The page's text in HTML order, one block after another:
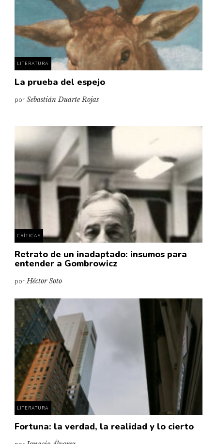
LITERATURA
La prueba del espejo
por Sebastián Duarte Rojas
CRÍTICAS
Retrato de un inadaptado: insumos para
entender a Gombrowicz
porHéctor Soto
LITERATURA
Fortuna: la verdad, la realidad y lo cierto